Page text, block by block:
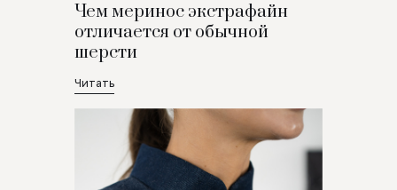
Чем меринос экстрафайн
отличается от обычной
шерсти
Читать